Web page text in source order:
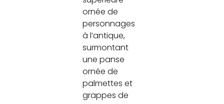
ornée de
personnages
à l’antique,
surmontant
une panse
ornée de
palmettes et
grappes de